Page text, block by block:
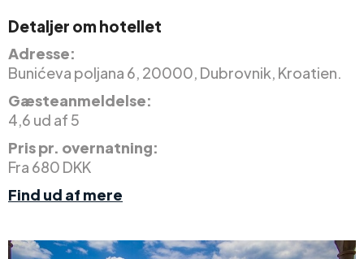
Detaljer om hotellet
Adresse:
Bunićeva poljana 6, 20000, Dubrovnik, Kroatien.
Gæsteanmeldelse:
4,6 ud af 5
Pris pr. overnatning:
Fra 680 DKK
Find ud af mere